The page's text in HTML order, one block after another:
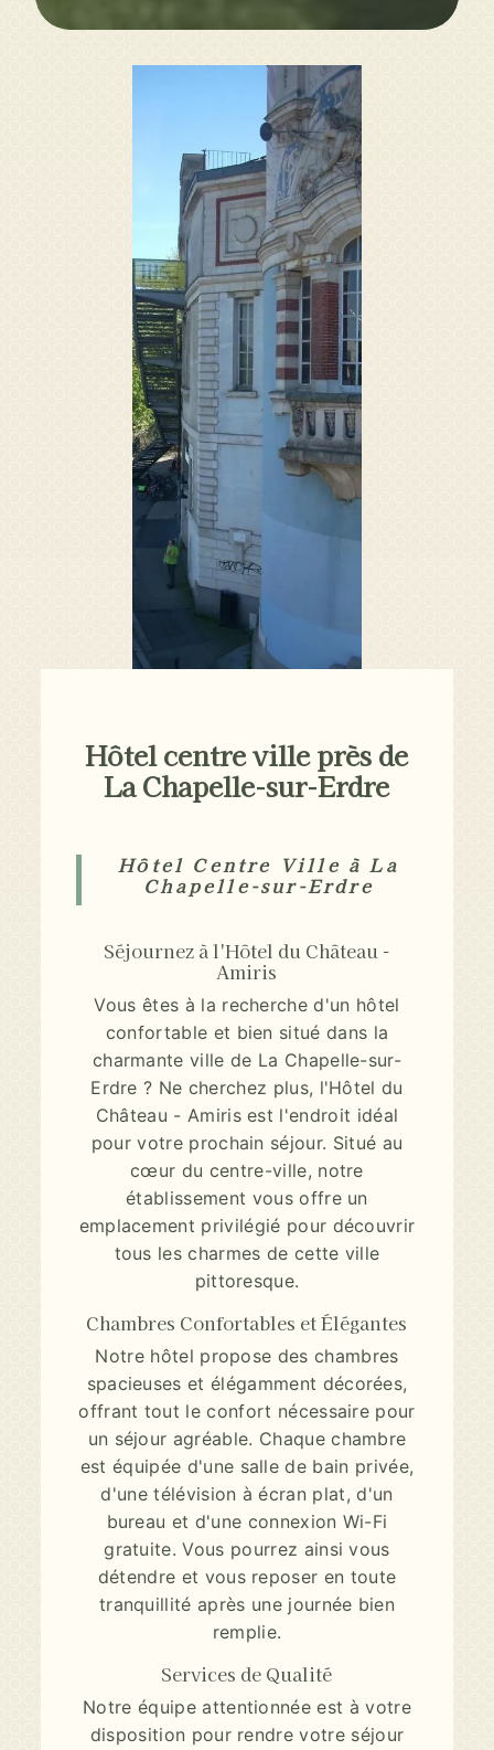
Hôtel centre ville près de
La Chapelle-sur-Erdre
Hôtel Centre Ville à La
Chapelle-sur-Erdre
Séjournez à l'Hôtel du Château -
Amiris
Vous êtes à la recherche d'un hôtel
confortable et bien situé dans la
charmante ville de La Chapelle-sur-
Erdre ? Ne cherchez plus, l'Hôtel du
Château - Amiris est l'endroit idéal
pour votre prochain séjour. Situé au
cœur du centre-ville, notre
établissement vous offre un
emplacement privilégié pour découvrir
tous les charmes de cette ville
pittoresque.
Chambres Confortables et Élégantes
Notre hôtel propose des chambres
spacieuses et élégamment décorées,
offrant tout le confort nécessaire pour
un séjour agréable. Chaque chambre
est équipée d'une salle de bain privée,
d'une télévision à écran plat, d'un
bureau et d'une connexion Wi-Fi
gratuite. Vous pourrez ainsi vous
détendre et vous reposer en toute
tranquillité après une journée bien
remplie.
Services de Qualité
Notre équipe attentionnée est à votre
disposition pour rendre votre séjour